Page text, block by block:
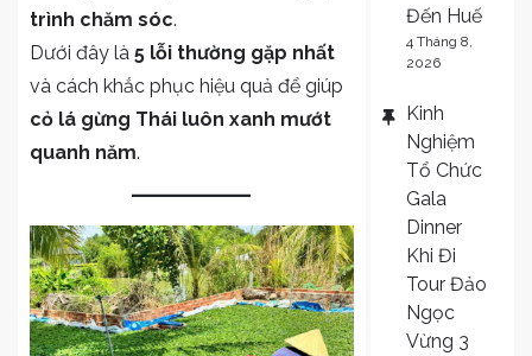
Thái
khiến
cỏ
thưa
thớt
trình chăm sóc.
Dưới đây là 5 lỗi thường gặp nhất
và cách khắc phục hiệu quả để giúp
cỏ lá gừng Thái luôn xanh mướt
quanh năm.
Đến Huế
4 Tháng 8,
2026
Kinh
Nghiệm
Tổ Chức
Gala
Dinner
Khi Đi
Tour Đảo
Ngọc
Vừng 3